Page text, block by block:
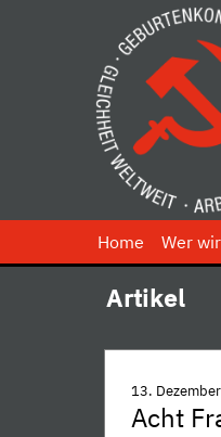
Home Wer
Artikel
13.
Acht